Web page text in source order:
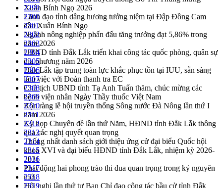
Xuân Bính Ngọ 2026
Lãnh đạo tỉnh dâng hương tưởng niệm tại Đập Đồng Cam
đầu Xuân Bính Ngọ
Ngành nông nghiệp phấn đấu tăng trưởng đạt 5,86% trong
năm 2026
UBND tỉnh Đắk Lắk triển khai công tác quốc phòng, quân sự
địa phương năm 2026
Đắk Lắk tập trung toàn lực khắc phục tồn tại IUU, sẵn sàng
làm việc với Đoàn thanh tra EC
Chủ tịch UBND tỉnh Tạ Anh Tuấn thăm, chúc mừng các
bệnh viện nhân Ngày Thầy thuốc Việt Nam
Rộn ràng lễ hội truyền thống Sông nước Đà Nông lần thứ I
năm 2026
Kỳ họp Chuyên đề lần thứ Năm, HĐND tỉnh Đắk Lắk thông
qua các nghị quyết quan trọng
Thống nhất danh sách giới thiệu ứng cử đại biểu Quốc hội
khoá XVI và đại biểu HĐND tỉnh Đắk Lắk, nhiệm kỳ 2026-
2031
Phát động hai phong trào thi đua quan trọng trong kỷ nguyên
mới
Hội nghị lần thứ tư Ban Chỉ đạo công tác bầu cử tỉnh Đắk
2299
2300
2301
2302
2303
2304
2305
2306
2307
2308
2309
2310
2311
2312
2313
2314
2315
2316
2317
2318
2319